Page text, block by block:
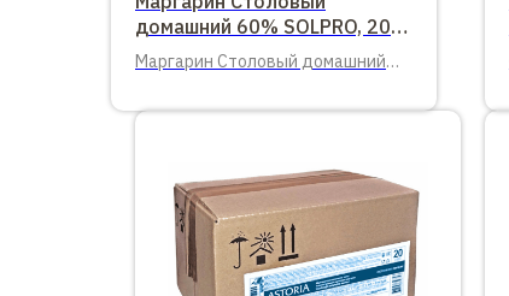
домашний 60% SOLPRO, 20
кг.
Маргарин Столовый домашний